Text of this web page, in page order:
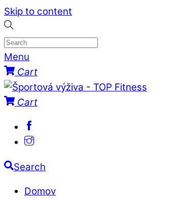
Skip to content
Menu
Cart
Cart
Search
Domov